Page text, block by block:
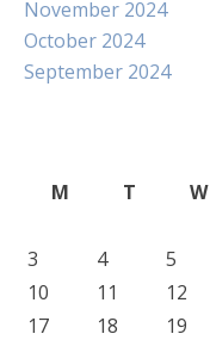
November 2024
October 2024
September 2024
M
T W
3
4 5
10
11 12
17
18 19